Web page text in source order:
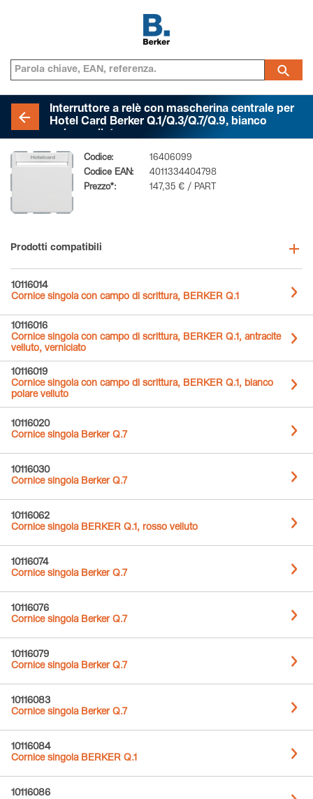
Interruttore a relè con mascherina centrale per
Hotel Card Berker Q.1/Q.3/Q.7/Q.9, bianco
Codice:
16406099
Codice EAN:
4011334404798
Prezzo*:
147,35 € / PART
Prodotti compatibili
10116014
Cornice singola con campo di scrittura, BERKER Q.1
10116016
Cornice singola con campo di scrittura, BERKER Q.1, antracite
velluto, verniciato
10116019
Cornice singola con campo di scrittura, BERKER Q.1, bianco
polare velluto
10116020
Cornice singola Berker Q.7
10116030
Cornice singola Berker Q.7
10116062
Cornice singola BERKER Q.1, rosso velluto
10116074
Cornice singola Berker Q.7
10116076
Cornice singola Berker Q.7
10116079
Cornice singola Berker Q.7
10116083
Cornice singola Berker Q.7
10116084
Cornice singola BERKER Q.1
10116086